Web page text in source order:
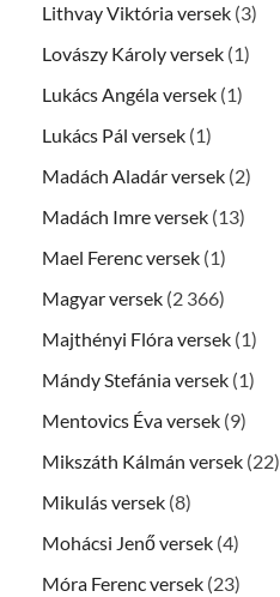
Lithvay Viktória versek (3)
Lovászy Károly versek (1)
Lukács Angéla versek (1)
Lukács Pál versek (1)
Madách Aladár versek (2)
Madách Imre versek (13)
Mael Ferenc versek (1)
Magyar versek (2 366)
Majthényi Flóra versek (1)
Mándy Stefánia versek (1)
Mentovics Éva versek (9)
Mikszáth Kálmán versek (22)
Mikulás versek (8)
Mohácsi Jenő versek (4)
Móra Ferenc versek (23)